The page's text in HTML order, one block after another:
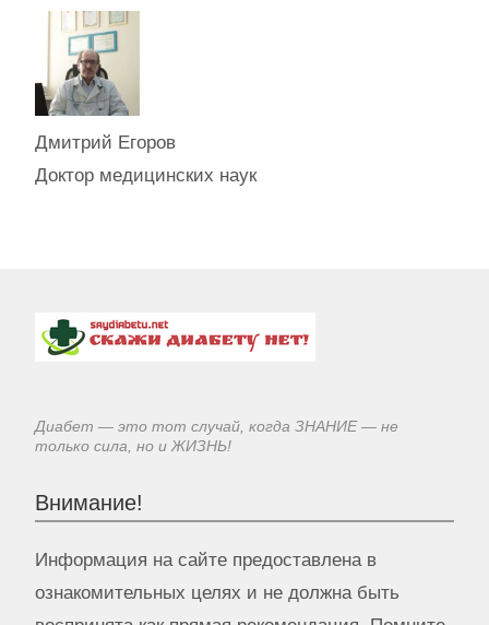
Дмитрий Егоров
Доктор медицинских наук
Диабет — это тот случай, когда ЗНАНИЕ — не
только сила, но и ЖИЗНЬ!
Внимание!
Информация на сайте предоставлена в
ознакомительных целях и не должна быть